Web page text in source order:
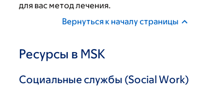
для вас метод лечения.
Вернуться к началу страницы
Ресурсы в MSK
Социальные службы (Social Work)